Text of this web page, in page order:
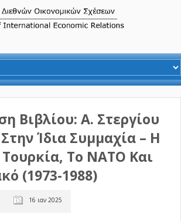
Βιβλίου: Α. Στεργίου
Ίδια Συμμαχία – Η
Το ΝΑΤΟ Και
(1973-1988)
16 ιαν 2025